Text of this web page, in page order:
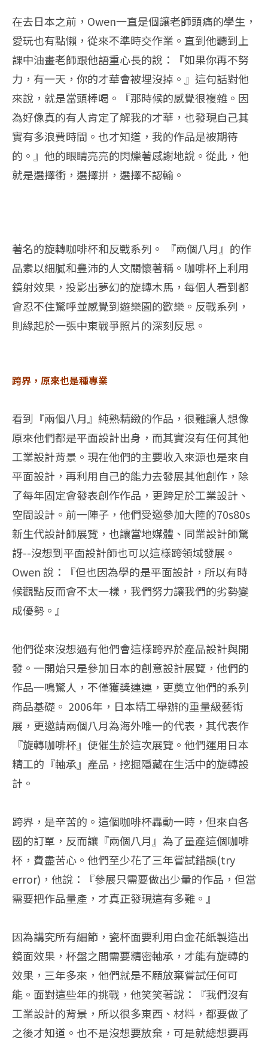
在去日本之前，Owen一直是個讓老師頭痛的學生，
愛玩也有點懶，從來不準時交作業。直到他聽到上
課中油畫老師跟他語重心長的說：『如果你再不努
力，有一天，你的才華會被埋沒掉。』這句話對他
來說，就是當頭棒喝。『那時候的感覺很複雜。因
為好像真的有人肯定了解我的才華，也發現自己其
實有多浪費時間。也才知道，我的作品是被期待
的。』他的眼睛亮亮的閃爍著感謝地說。從此，他
就是選擇衝，選擇拼，選擇不認輸。
著名的旋轉咖啡杯和反戰系列。 『兩個八月』的作
品素以細膩和豐沛的人文關懷著稱。咖啡杯上利用
鏡射效果，投影出夢幻的旋轉木馬，每個人看到都
會忍不住驚呼並感覺到遊樂園的歡樂。反戰系列，
則緣起於一張中東戰爭照片的深刻反思。
跨界，原來也是種專業
看到『兩個八月』純熟精緻的作品，很難讓人想像
原來他們都是平面設計出身，而其實沒有任何其他
工業設計背景。現在他們的主要收入來源也是來自
平面設計，再利用自己的能力去發展其他創作，除
了每年固定會發表創作作品，更跨足於工業設計、
空間設計。前一陣子，他們受邀參加大陸的70s80s
新生代設計師展覽，也讓當地媒體、同業設計師驚
訝--沒想到平面設計師也可以這樣跨領域發展。
Owen 說：『但也因為學的是平面設計，所以有時
候觀點反而會不太一樣，我們努力讓我們的劣勢變
成優勢。』
他們從來沒想過有他們會這樣跨界於產品設計與開
發。一開始只是參加日本的創意設計展覽，他們的
作品一鳴驚人，不僅獲獎連連，更奠立他們的系列
商品基礎。 2006年，日本精工舉辦的重量級藝術
展，更邀請兩個八月為海外唯一的代表，其代表作
『旋轉咖啡杯』便催生於這次展覽。他們運用日本
精工的『軸承』產品，挖掘隱藏在生活中的旋轉設
計。
跨界，是辛苦的。這個咖啡杯轟動一時，但來自各
國的訂單，反而讓『兩個八月』為了量產這個咖啡
杯，費盡苦心。他們至少花了三年嘗試錯誤(try
error)，他說：『參展只需要做出少量的作品，但當
需要把作品量產，才真正發現這有多難。』
因為講究所有細節，瓷杯面要利用白金花紙製造出
鏡面效果，杯盤之間需要精密軸承，才能有旋轉的
效果，三年多來，他們就是不願放棄嘗試任何可
能。面對這些年的挑戰，他笑笑著說：『我們沒有
工業設計的背景，所以很多東西、材料，都要做了
之後才知道。也不是沒想要放棄，可是就總想要再